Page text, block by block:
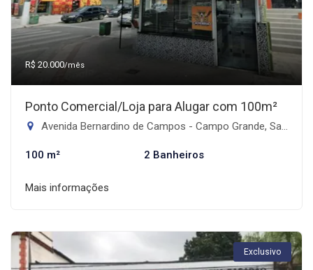
R$ 20.000/mês
Ponto Comercial/Loja para Alugar com 100m²
Avenida Bernardino de Campos - Campo Grande, Santos-SP
100 m² 2 Banheiros
Mais informações
Exclusivo